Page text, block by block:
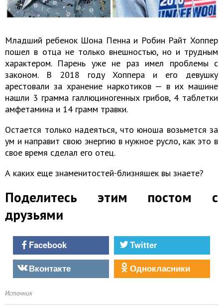
Младший ребенок Шона Пенна и Робин Райт Хоппер
пошел в отца не только внешностью, но и трудным
характером. Парень уже не раз имел проблемы с
законом. В 2018 году Хоппера и его девушку
арестовали за хранение наркотиков — в их машине
нашли 3 грамма галлюциногенных грибов, 4 таблетки
амфетамина и 14 грамм травки.
Остается только надеяться, что юноша возьмется за
ум и направит свою энергию в нужное русло, как это в
свое время сделал его отец.
А каких еще знаменитостей-близняшек вы знаете?
Поделитесь этим постом с
друзьями
Facebook
Twitter
Вконтакте
Однокласники
Источник